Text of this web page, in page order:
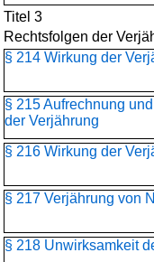
Titel 3
Rechtsfolgen der
§ 214 Wirkung der
§ 215 Aufrechnung
der Verjährung
§ 216 Wirkung der
§ 217 Verjährung von
§ 218 Unwirksamkeit